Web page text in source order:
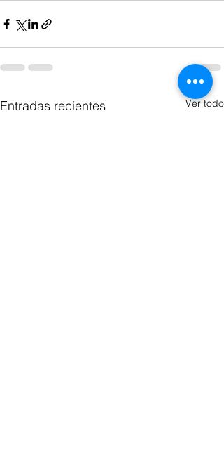
Entradas recientes Ver todo